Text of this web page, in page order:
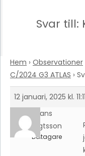
Svar till:
Hem › Observationer
C/2024 G3 ATLAS ›
12 januari, 2025 kl. 11:11
Hans
Bengtsson
Deltagare